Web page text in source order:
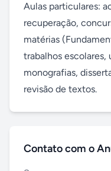
Aulas particulares:
recuperação,
matérias
trabalhos escolares,
monografias,
revisão de textos.
Contato com o